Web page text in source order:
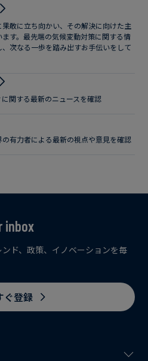
敢に立ち向かい、その解決に向けた主
す。最先端の気候変動対策に関する情
次なる一歩を踏み出すお手伝いをして
関する最新のニュースを確認
有力者による最新の視点や意見を確認
inbox
ド、政策、イノベーションを毎
ぐ登録